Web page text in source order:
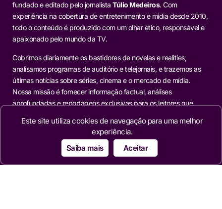
fundado e editado pelo jornalista Túlio Medeiros. Com
experiência na cobertura de entretenimento e mídia desde 2010,
todo o conteúdo é produzido com um olhar ético, responsável e
apaixonado pelo mundo da TV.
Cobrimos diariamente os bastidores de novelas e realities,
analisamos programas de auditório e telejornais, e trazemos as
últimas notícias sobre séries, cinema e o mercado de mídia.
Nossa missão é fornecer informação factual, análises
aprofundadas e reportagens exclusivas para os leitores que
Este site utiliza cookies de navegação para uma melhor
experiência.
Saiba mais
Aceitar